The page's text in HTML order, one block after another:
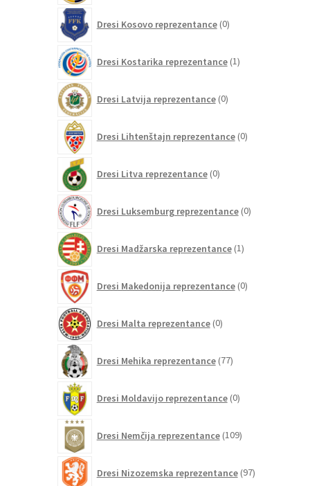
Dresi Kosovo reprezentance 0izdelkov
Dresi Kostarika reprezentance 1izdelek
Dresi Latvija reprezentance 0izdelkov
Dresi Lihtenštajn reprezentance 0izdelkov
Dresi Litva reprezentance 0izdelkov
Dresi Luksemburg reprezentance 0izdelkov
Dresi Madžarska reprezentance 1izdelek
Dresi Makedonija reprezentance 0izdelkov
Dresi Malta reprezentance 0izdelkov
Dresi Mehika reprezentance 77izdelkov
Dresi Moldavijo reprezentance 0izdelkov
Dresi Nemčija reprezentance 109izdelkov
Dresi Nizozemska reprezentance 97izdelkov